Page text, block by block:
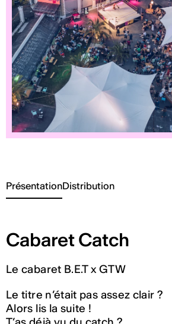
PrésentationDistribution
Cabaret Catch
Le cabaret B.E.T x GTW
Le titre n’était pas assez clair ?
Alors lis la suite !